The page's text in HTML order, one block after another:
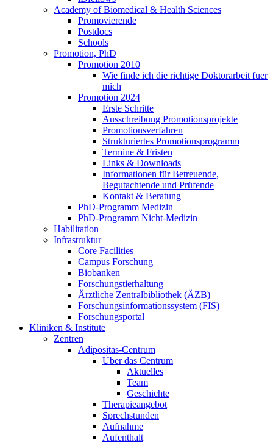
Academy of Biomedical & Health Sciences
Promovierende
Postdocs
Schools
Promotion, PhD
Promotion 2010
Wie finde ich die richtige Doktorarbeit fuer
mich
Promotion 2024
Erste Schritte
Ausschreibung Promotionsprojekte
Promotionsverfahren
Strukturiertes Promotionsprogramm
Termine & Fristen
Links & Downloads
Informationen für Betreuende,
Begutachtende und Prüfende
Kontakt & Beratung
PhD-Programm Medizin
PhD-Programm Nicht-Medizin
Habilitation
Infrastruktur
Core Facilities
Campus Forschung
Biobanken
Forschungstierhaltung
Ärztliche Zentralbibliothek (ÄZB)
Forschungsinformationssystem (FIS)
Forschungsportal
Kliniken & Institute
Zentren
Adipositas-Centrum
Über das Centrum
Aktuelles
Team
Geschichte
Therapieangebot
Sprechstunden
Aufnahme
Aufenthalt